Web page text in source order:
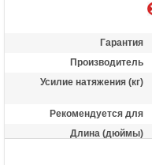
Гарантия
Производитель
Усилие натяжения (кг)
Рекомендуется для
Длина (дюймы)